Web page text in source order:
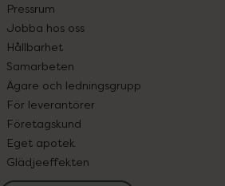
Pressrum
Jobba hos oss
Hållbarhet
Samarbeten
Ägare och ledningsgrupp
För leverantörer
Företagskund
Eget apotek
Glädjeeffekten